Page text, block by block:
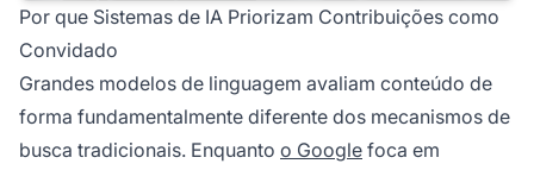
Por que Sistemas de IA Priorizam Contribuições como
Convidado
Grandes modelos de linguagem avaliam conteúdo de
forma fundamentalmente diferente dos mecanismos de
busca tradicionais. Enquanto o Google foca em